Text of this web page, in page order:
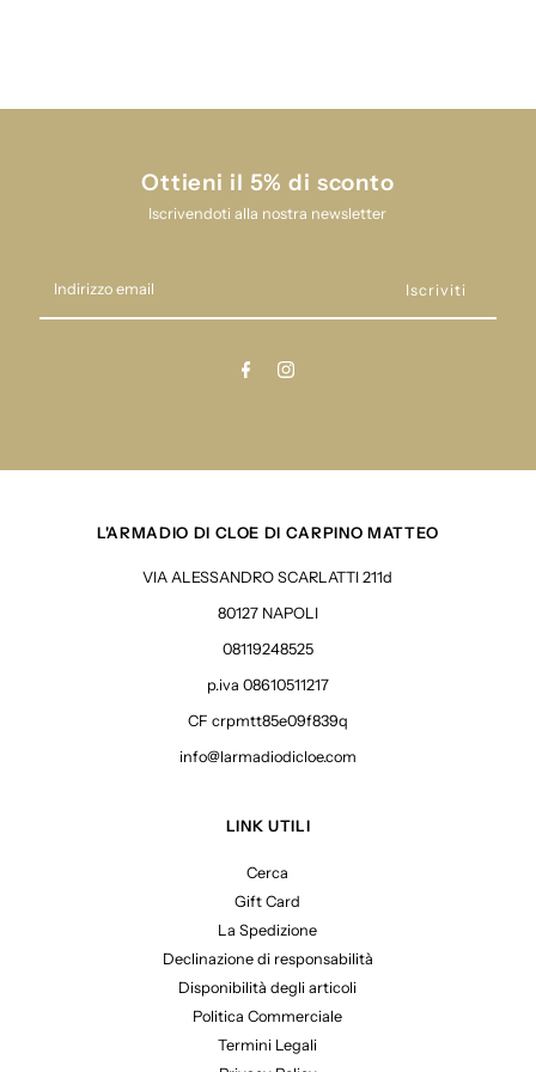
Ottieni il 5% di sconto
Iscrivendoti alla nostra newsletter
email
L'ARMADIO DI CLOE DI CARPINO MATTEO
VIA ALESSANDRO SCARLATTI 211d
80127 NAPOLI
08119248525
p.iva 08610511217
CF crpmtt85e09f839q
info@larmadiodicloe.com
LINK UTILI
Cerca
Gift Card
La Spedizione
Declinazione di responsabilità
Disponibilità degli articoli
Politica Commerciale
Termini Legali